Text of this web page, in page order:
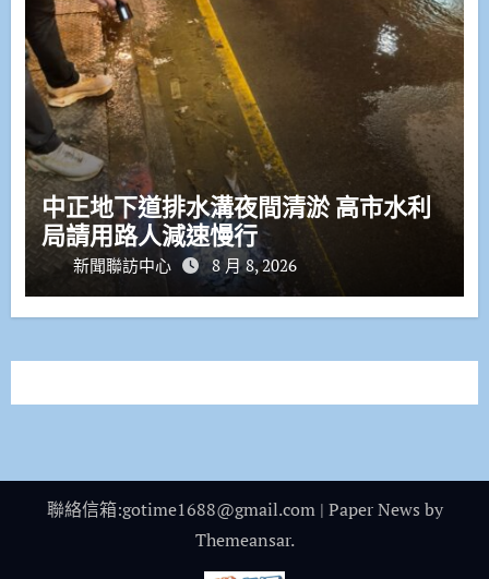
中正地下道排水溝夜間清淤 高市水利
局請用路人減速慢行
新聞聯訪中心 8 月 8, 2026
聯絡信箱:gotime1688@gmail.com | Paper News by
Themeansar.